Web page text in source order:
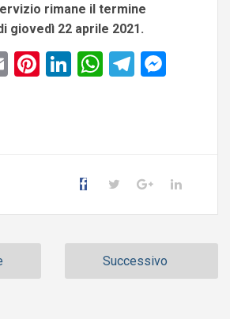
rimane il termine
giovedì 22 aprile 2021.
EmailPinterest
LinkedIn
WhatsApp
Successivo